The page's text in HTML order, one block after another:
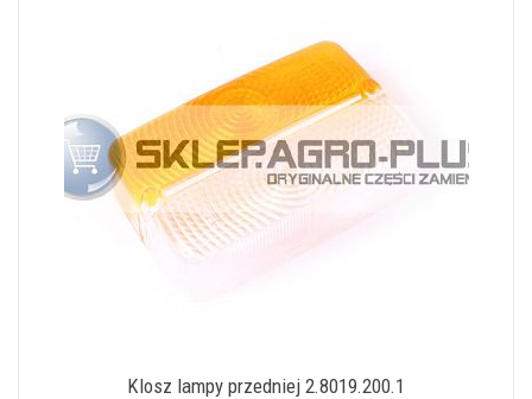
Klosz lampy przedniej 2.8019.200.1